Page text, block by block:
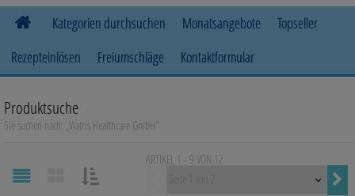
Kategorien durchsuchen
Allergie
Auge, Ohr, Nase & Mund
Blase, Niere & Urogenitaltrakt
Monatsangebote
Topseller
Rezepteinlösen
Freiumschläge Kontaktformular
Produktsuche
Sie suchen nach: Viatris Healthcare GmbH
ARTIKEL 1 - 9 VON 12